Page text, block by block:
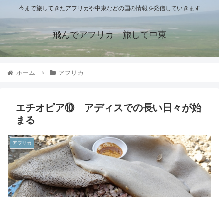
今まで旅してきたアフリカや中東などの国の情報を発信していきます
飛んでアフリカ 旅して中東
ホーム アフリカ
エチオピア⑩ アディスでの長い日々が始
まる
アフリカ